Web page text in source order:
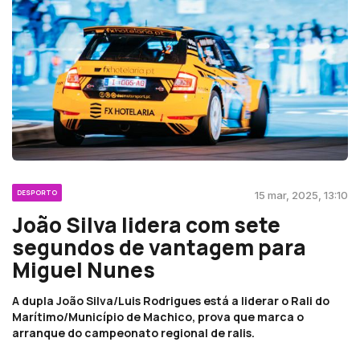
DESPORTO 15 mar, 2025, 13:10
João Silva lidera com sete
segundos de vantagem para
Miguel Nunes
A dupla João Silva/Luis Rodrigues está a liderar o Rali do
Marítimo/Município de Machico, prova que marca o
arranque do campeonato regional de ralis.